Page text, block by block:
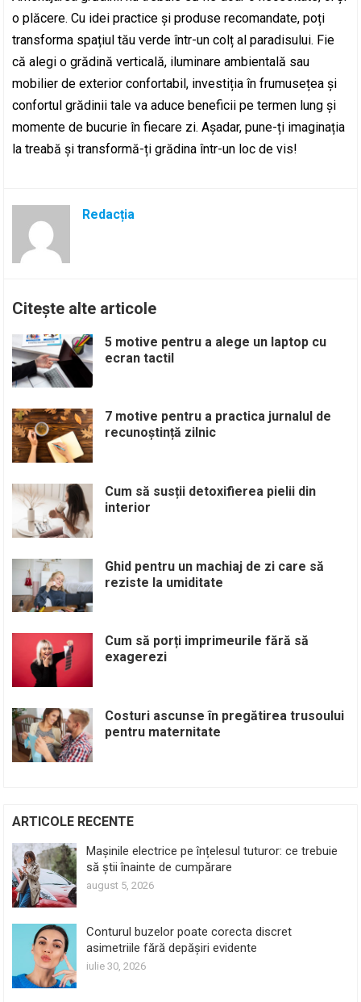
o plăcere. Cu idei practice și produse recomandate, poți
transforma spațiul tău verde într-un colț al paradisului. Fie
că alegi o grădină verticală, iluminare ambientală sau
mobilier de exterior confortabil, investiția în frumusețea și
confortul grădinii tale va aduce beneficii pe termen lung și
momente de bucurie în fiecare zi. Așadar, pune-ți imaginația
la treabă și transformă-ți grădina într-un loc de vis!
Redacția
Citește alte articole
5 motive pentru a alege un laptop cu
ecran tactil
7 motive pentru a practica jurnalul de
recunoștință zilnic
Cum să susții detoxifierea pielii din
interior
Ghid pentru un machiaj de zi care să
reziste la umiditate
Cum să porți imprimeurile fără să
exagerezi
Costuri ascunse în pregătirea trusoului
pentru maternitate
ARTICOLE RECENTE
Mașinile electrice pe înțelesul tuturor: ce trebuie
să știi înainte de cumpărare
august 5, 2026
Conturul buzelor poate corecta discret
asimetriile fără depășiri evidente
iulie 30, 2026